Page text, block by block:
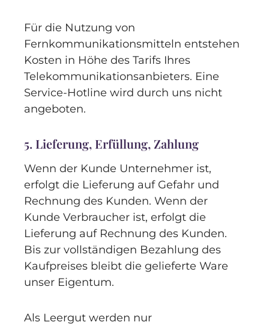
Für die Nutzung von
Fernkommunikationsmitteln entstehen
Kosten in Höhe des Tarifs Ihres
Telekommunikationsanbieters. Eine
Service-Hotline wird durch uns nicht
angeboten.
5. Lieferung, Erfüllung, Zahlung
Wenn der Kunde Unternehmer ist,
erfolgt die Lieferung auf Gefahr und
Rechnung des Kunden. Wenn der
Kunde Verbraucher ist, erfolgt die
Lieferung auf Rechnung des Kunden.
Bis zur vollständigen Bezahlung des
Kaufpreises bleibt die gelieferte Ware
unser Eigentum.
Als Leergut werden nur